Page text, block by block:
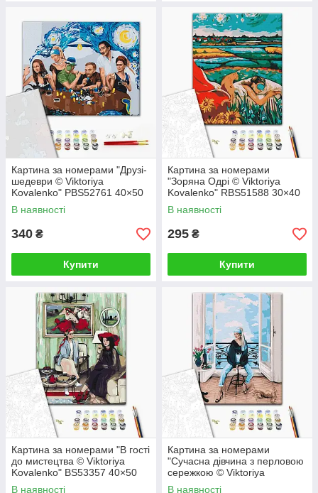
Картина за номерами "Друзі-
шедеври © Viktoriya
Kovalenko" PBS52761 40×50
см
В наявності
340 ₴
Купити
Картина за номерами
"Зоряна Одрі © Viktoriya
Kovalenko" RBS51588 30×40
см
В наявності
295 ₴
Купити
Картина за номерами "В гості
до мистецтва © Viktoriya
Kovalenko" BS53357 40×50
см
В наявності
Картина за номерами
"Сучасна дівчина з перловою
сережкою © Viktoriya
Kovalenko" BS52762 40×50
В наявності